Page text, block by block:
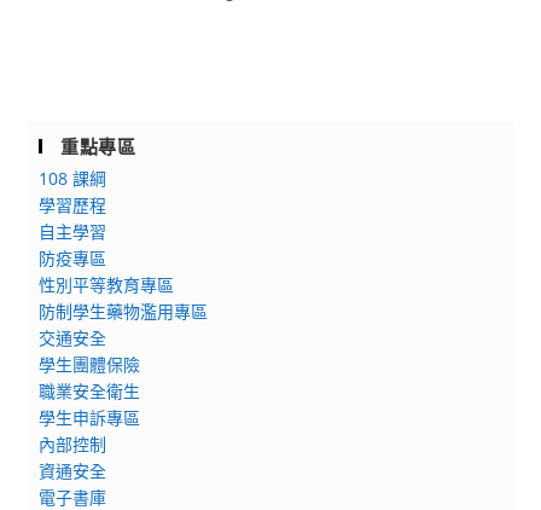
重點專區
108 課綱
學習歷程
自主學習
防疫專區
性別平等教育專區
防制學生藥物濫用專區
交通安全
學生團體保險
職業安全衛生
學生申訴專區
內部控制
資通安全
電子書庫